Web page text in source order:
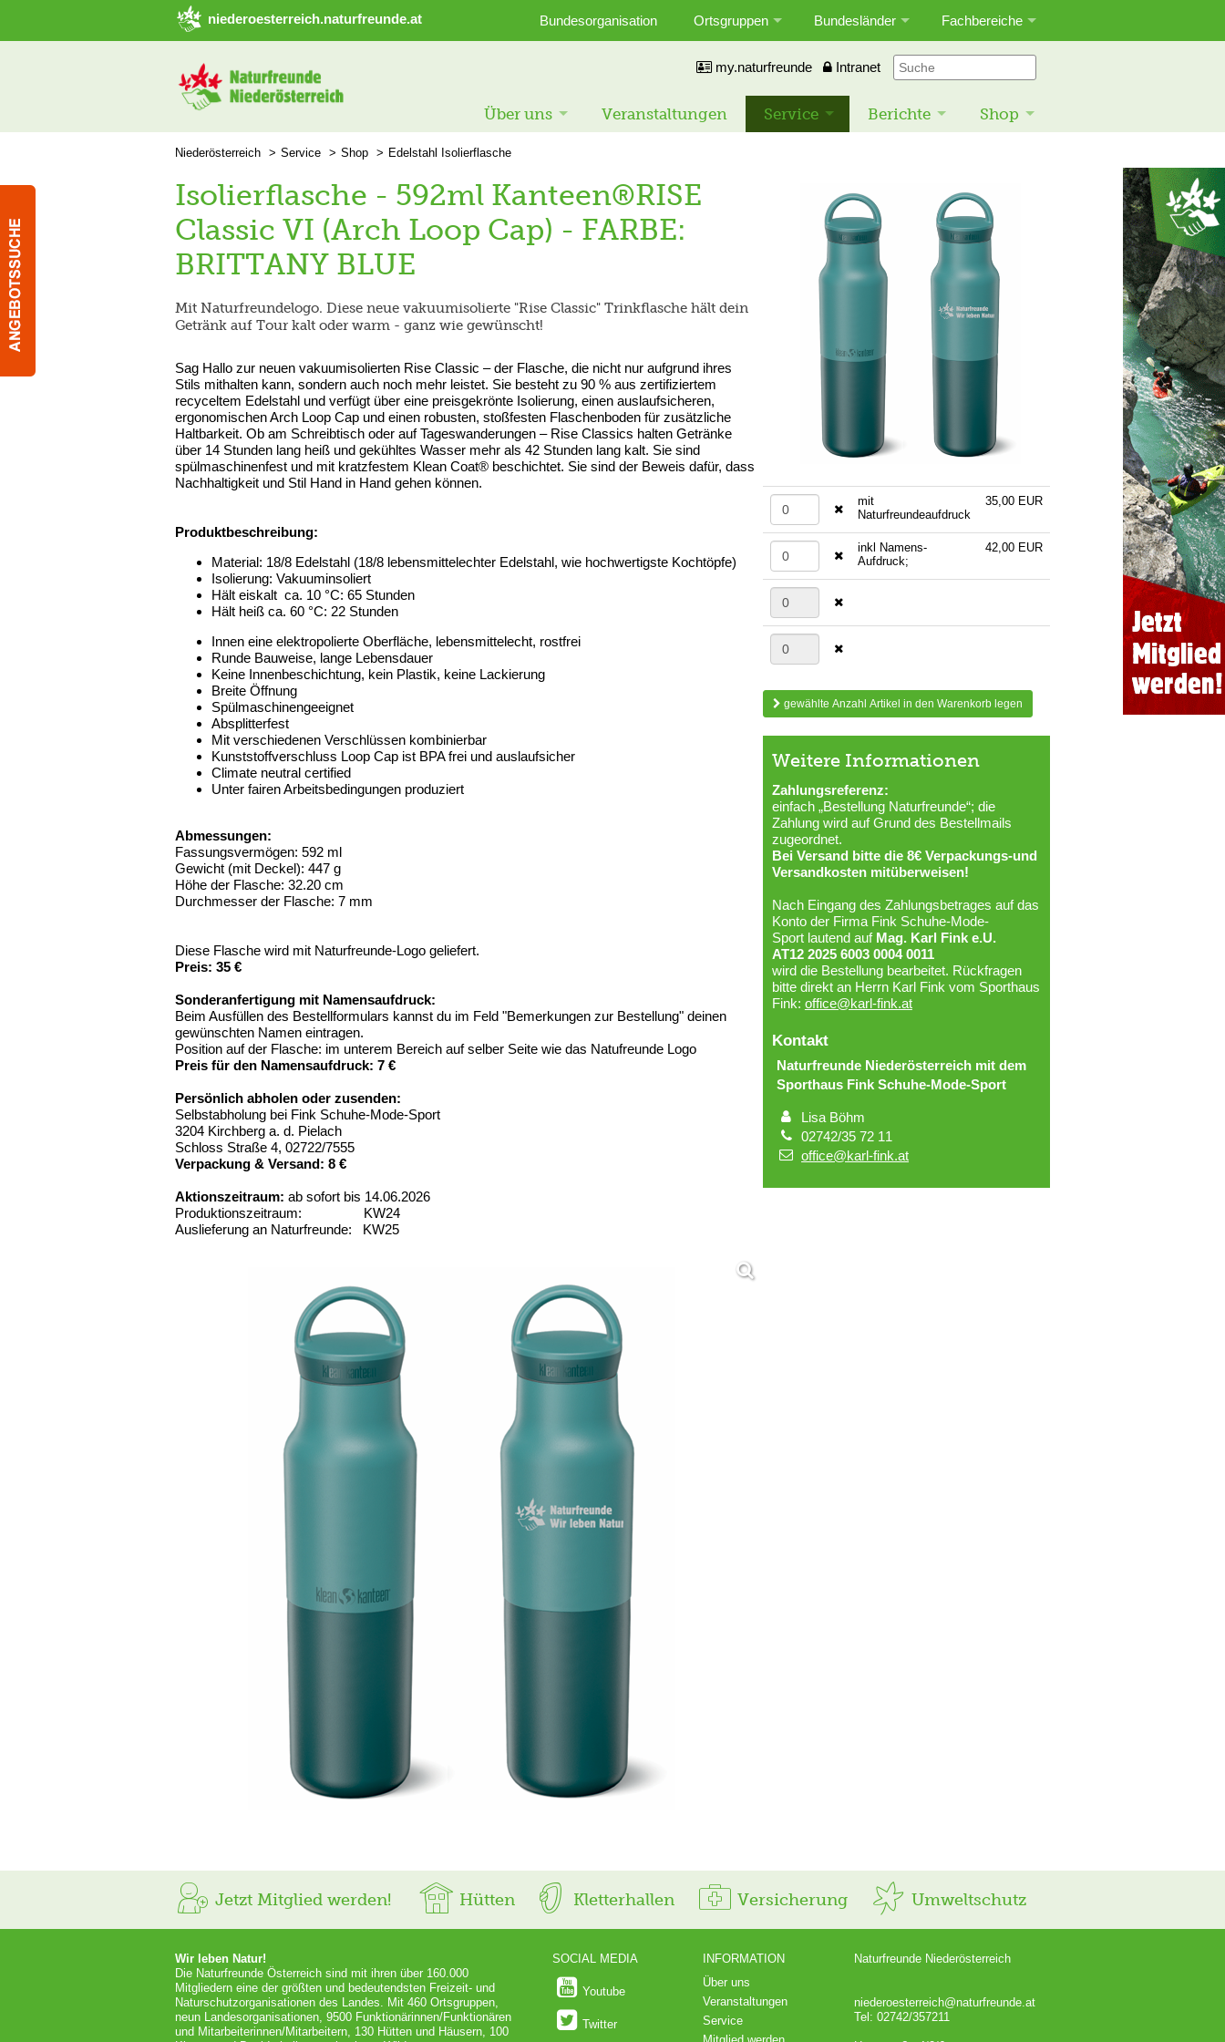
➜ Hauptregion der Seite anspringen
niederoesterreich.naturfreunde.at Bundesorganisation Ortsgruppen Bundesländer Fachbereiche
my.naturfreunde Intranet
Über uns Veranstaltungen Service Berichte Shop
Niederösterreich Service Shop Edelstahl Isolierflasche
Isolierflasche - 592ml Kanteen®RISE
Classic VI (Arch Loop Cap) - FARBE:
BRITTANY BLUE
Mit Naturfreundelogo. Diese neue vakuumisolierte "Rise Classic" Trinkflasche hält dein
Getränk auf Tour kalt oder warm - ganz wie gewünscht!
Sag Hallo zur neuen vakuumisolierten Rise Classic – der Flasche, die nicht nur aufgrund ihres
Stils mithalten kann, sondern auch noch mehr leistet. Sie besteht zu 90 % aus zertifiziertem
recyceltem Edelstahl und verfügt über eine preisgekrönte Isolierung, einen auslaufsicheren,
ergonomischen Arch Loop Cap und einen robusten, stoßfesten Flaschenboden für zusätzliche
Haltbarkeit. Ob am Schreibtisch oder auf Tageswanderungen – Rise Classics halten Getränke
über 14 Stunden lang heiß und gekühltes Wasser mehr als 42 Stunden lang kalt. Sie sind
spülmaschinenfest und mit kratzfestem Klean Coat® beschichtet. Sie sind der Beweis dafür, dass
Nachhaltigkeit und Stil Hand in Hand gehen können.
Produktbeschreibung:
Material: 18/8 Edelstahl (18/8 lebensmittelechter Edelstahl, wie hochwertigste Kochtöpfe)
Isolierung: Vakuuminsoliert
Hält eiskalt ca. 10 °C: 65 Stunden
Hält heiß ca. 60 °C: 22 Stunden
Innen eine elektropolierte Oberfläche, lebensmittelecht, rostfrei
Runde Bauweise, lange Lebensdauer
Keine Innenbeschichtung, kein Plastik, keine Lackierung
Breite Öffnung
Spülmaschinengeeignet
Absplitterfest
Mit verschiedenen Verschlüssen kombinierbar
Kunststoffverschluss Loop Cap ist BPA frei und auslaufsicher
Climate neutral certified
Unter fairen Arbeitsbedingungen produziert
Abmessungen:
Fassungsvermögen: 592 ml
Gewicht (mit Deckel): 447 g
Höhe der Flasche: 32.20 cm
Durchmesser der Flasche: 7 mm
Diese Flasche wird mit Naturfreunde-Logo geliefert.
Preis: 35 €
Sonderanfertigung mit Namensaufdruck:
Beim Ausfüllen des Bestellformulars kannst du im Feld "Bemerkungen zur Bestellung" deinen
gewünschten Namen eintragen.
Position auf der Flasche: im unterem Bereich auf selber Seite wie das Natufreunde Logo
Preis für den Namensaufdruck: 7 €
Persönlich abholen oder zusenden:
Selbstabholung bei Fink Schuhe-Mode-Sport
3204 Kirchberg a. d. Pielach
Schloss Straße 4, 02722/7555
Verpackung & Versand: 8 €
Aktionszeitraum: ab sofort bis 14.06.2026
Produktionszeitraum: KW24
Auslieferung an Naturfreunde: KW25
mit
Naturfreundeaufdruck
35,00 EUR
inkl Namens-
Aufdruck;
42,00 EUR
gewählte Anzahl Artikel in den Warenkorb legen
Weitere Informationen
Zahlungsreferenz:
einfach „Bestellung Naturfreunde“; die
Zahlung wird auf Grund des Bestellmails
zugeordnet.
Bei Versand bitte die 8€ Verpackungs-und
Versandkosten mitüberweisen!
Nach Eingang des Zahlungsbetrages auf das
Konto der Firma Fink Schuhe-Mode-
Sport lautend auf Mag. Karl Fink e.U.
AT12 2025 6003 0004 0011
wird die Bestellung bearbeitet. Rückfragen
bitte direkt an Herrn Karl Fink vom Sporthaus
Fink: office@karl-fink.at
Kontakt
Naturfreunde Niederösterreich mit dem
Sporthaus Fink Schuhe-Mode-Sport
Lisa Böhm
02742/35 72 11
office@karl-fink.at
Jetzt Mitglied werden! Hütten Kletterhallen Versicherung Umweltschutz
Wir leben Natur!
Die Naturfreunde Österreich sind mit ihren über 160.000
Mitgliedern eine der größten und bedeutendsten Freizeit- und
Naturschutzorganisationen des Landes. Mit 460 Ortsgruppen,
neun Landesorganisationen, 9500 Funktionärinnen/Funktionären
und Mitarbeiterinnen/Mitarbeitern, 130 Hütten und Häusern, 100
SOCIAL MEDIA
Youtube
Twitter
INFORMATION
Über uns
Veranstaltungen
Service
Naturfreunde Niederösterreich
niederoesterreich@naturfreunde.at
Tel: 02742/357211